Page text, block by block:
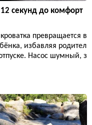
секунд до комфорт
превращается в
избавляя родител
Насос шумный, з